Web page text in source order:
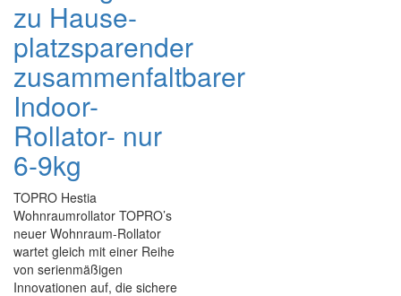
zu Hause-
platzsparender
zusammenfaltbarer
Indoor-
Rollator- nur
6-9kg
TOPRO Hestia
Wohnraumrollator TOPRO’s
neuer Wohnraum-Rollator
wartet gleich mit einer Reihe
von serienmäßigen
Innovationen auf, die sichere